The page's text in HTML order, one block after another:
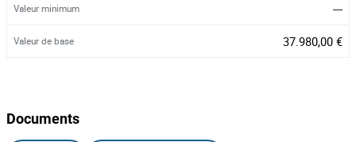
Valeur minimum ---
Valeur de base 37.980,00 €
Documents